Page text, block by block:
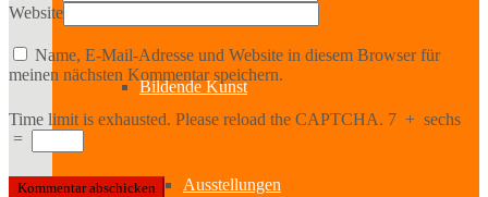
Bildende Kunst
Ausstellungen
Website
Name, E-Mail-Adresse und Website in diesem Browser für
meinen nächsten Kommentar speichern.
Time limit is exhausted. Please reload the CAPTCHA. 7 + sechs
=